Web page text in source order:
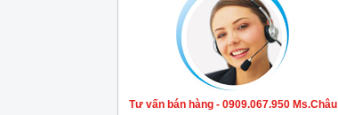
Tư vấn bán hàng - 0909.067.950 Ms.Châu